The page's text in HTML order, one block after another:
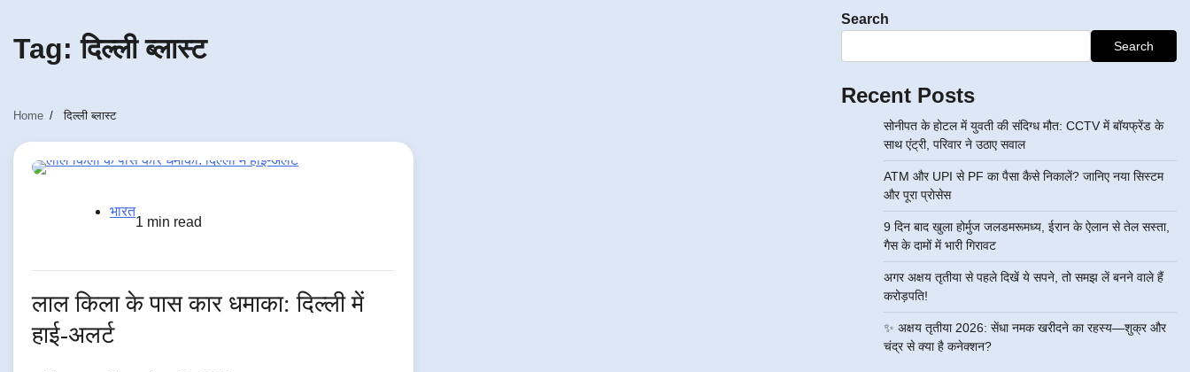
Tag:दिल्ली ब्लास्ट
Home दिल्ली ब्लास्ट
भारत
1 min read
लाल किला के पास कार धमाका: दिल्ली में
हाई-अलर्ट
Search
Search
Recent Posts
सोनीपत के होटल में युवती की संदिग्ध मौत: CCTV में बॉयफ्रेंड के
साथ एंट्री, परिवार ने उठाए सवाल
ATM और UPI से PF का पैसा कैसे निकालें? जानिए नया सिस्टम
और पूरा प्रोसेस
9 दिन बाद खुला होर्मुज जलडमरूमध्य, ईरान के ऐलान से तेल सस्ता,
गैस के दामों में भारी गिरावट
अगर अक्षय तृतीया से पहले दिखें ये सपने, तो समझ लें बनने वाले हैं
करोड़पति!
✨ अक्षय तृतीया 2026: सेंधा नमक खरीदने का रहस्य—शुक्र और
चंद्र से क्या है कनेक्शन?